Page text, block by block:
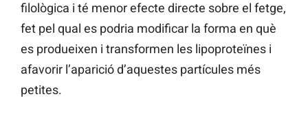
filològica i té menor efecte directe sobre el fetge,
fet pel qual es podria modificar la forma en què
es produeixen i transformen les lipoproteïnes i
afavorir l’aparició d’aquestes partícules més
petites.